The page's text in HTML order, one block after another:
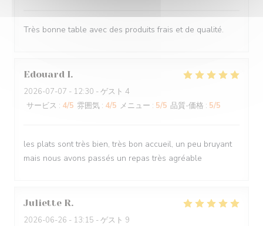
Très bonne table avec des produits frais et de qualité.
Edouard I
2026-07-07 - 12:30 - ゲスト 4
サービス : 4/5 雰囲気 : 4/5 メニュー : 5/5 品質-価格 : 5/5
les plats sont très bien, très bon accueil, un peu bruyant
mais nous avons passés un repas très agréable
Juliette R
2026-06-26 - 13:15 - ゲスト 9